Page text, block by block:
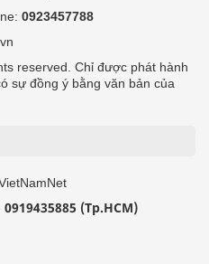
0923457788
reserved. Chỉ được phát hành
sự đồng ý bằng văn bản của
0919435885 (Tp.HCM)